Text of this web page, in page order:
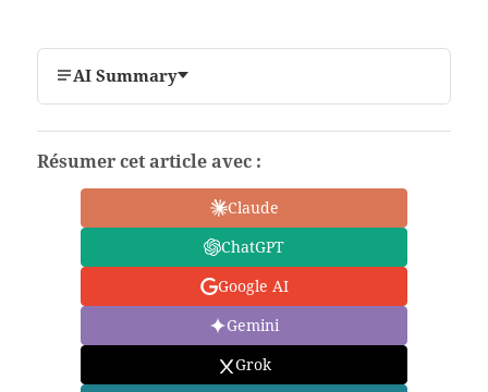
AI Summary
Résumer cet article avec :
Claude
ChatGPT
Google AI
Gemini
Grok